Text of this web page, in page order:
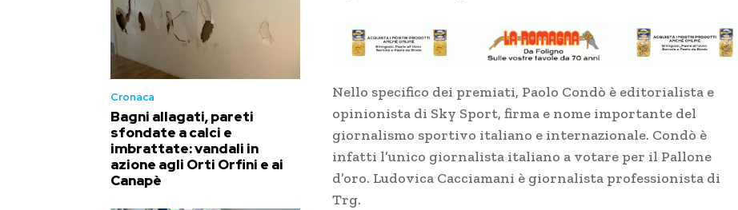
Cronaca
Bagni allagati, pareti
sfondate a calci e
imbrattate: vandali in
azione agli Orti Orfini e ai
Canapè
Nello specifico dei premiati, Paolo Condò è editorialista e
opinionista di Sky Sport, firma e nome importante del
giornalismo sportivo italiano e internazionale. Condò è
infatti l’unico giornalista italiano a votare per il Pallone
d’oro. Ludovica Cacciamani è giornalista professionista di
Trg.